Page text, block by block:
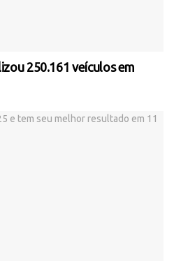
250.161 veículos em